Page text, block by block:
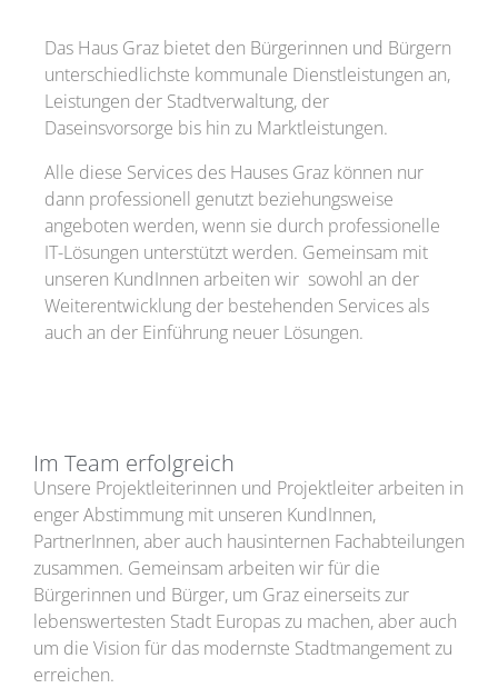
Das Haus Graz bietet den Bürgerinnen und Bürgern
unterschiedlichste kommunale Dienstleistungen an,
Leistungen der Stadtverwaltung, der
Daseinsvorsorge bis hin zu Marktleistungen.
Alle diese Services des Hauses Graz können nur
dann professionell genutzt beziehungsweise
angeboten werden, wenn sie durch professionelle
IT-Lösungen unterstützt werden. Gemeinsam mit
unseren KundInnen arbeiten wir sowohl an der
Weiterentwicklung der bestehenden Services als
auch an der Einführung neuer Lösungen.
Im Team erfolgreich
Unsere Projektleiterinnen und Projektleiter arbeiten in
enger Abstimmung mit unseren KundInnen,
PartnerInnen, aber auch hausinternen Fachabteilungen
zusammen. Gemeinsam arbeiten wir für die
Bürgerinnen und Bürger, um Graz einerseits zur
lebenswertesten Stadt Europas zu machen, aber auch
um die Vision für das modernste Stadtmangement zu
erreichen.